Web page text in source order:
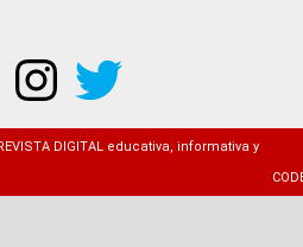
DIGITAL educativa, informativa y